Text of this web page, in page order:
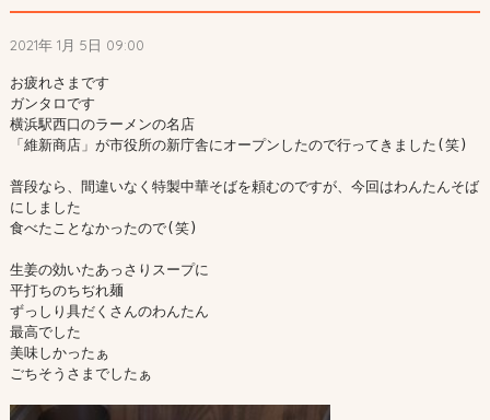
2021年 1月 5日 09:00
お疲れさまです
ガンタロです
横浜駅西口のラーメンの名店
「維新商店」が市役所の新庁舎にオープンしたので行ってきました(笑)
普段なら、間違いなく特製中華そばを頼むのですが、今回はわんたんそば
にしました
食べたことなかったので(笑)
生姜の効いたあっさりスープに
平打ちのちぢれ麺
ずっしり具だくさんのわんたん
最高でした
美味しかったぁ
ごちそうさまでしたぁ